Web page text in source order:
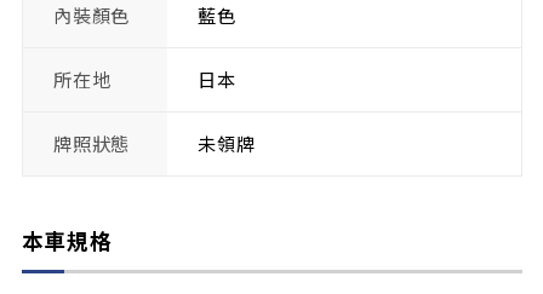
內裝顏色 藍色
所在地 日本
牌照狀態 未領牌
本車規格